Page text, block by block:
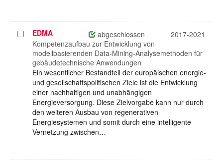
Projekt
auswählen
EDMA abgeschlossen
2017-2021
Kompetenzaufbau zur Entwicklung von
modellbasierenden Data-Mining-Analysemethoden für
gebäudetechnische Anwendungen
Ein wesentlicher Bestandteil der europäischen energie-
und gesellschaftspolitischen Ziele ist die Entwicklung
einer nachhaltigen und unabhängigen
Energieversorgung. Diese Zielvorgabe kann nur durch
den weiteren Ausbau von regenerativen
Energiesystemen und somit durch eine intelligente
Vernetzung zwischen…